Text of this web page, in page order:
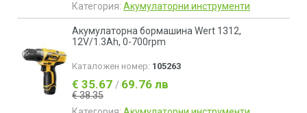
Категория: Акумулаторни инструменти
Акумулаторна бормашина Wert 1312,
12V/1.3Ah, 0-700rpm
Каталожен номер: 105263
€ 35.67 / 69.76 лв
€ 38.35